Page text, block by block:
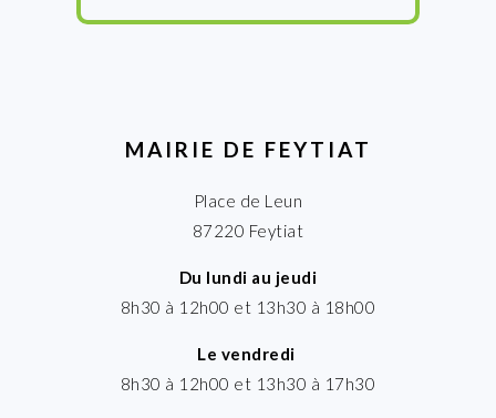
MAIRIE DE FEYTIAT
Place de Leun
87220 Feytiat
Du lundi au jeudi
8h30 à 12h00 et 13h30 à 18h00
Le vendredi
8h30 à 12h00 et 13h30 à 17h30